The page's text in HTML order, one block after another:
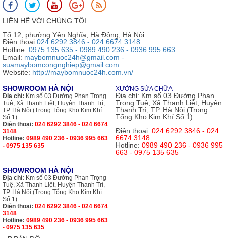
LIÊN HỆ VỚI CHÚNG TÔI
Tổ 12, phường Yên Nghĩa, Hà Đông, Hà Nội
Điện thoại:024 6292 3846 - 024 6674 3148
Hotline: 0975 135 635 - 0989 490 236 - 0936 995 663
Email: maybomnuoc24h@gmail.com -
suamaybomcongnghiep@gmail.com
Website: http://maybomnuoc24h.com.vn/
SHOWROOM HÀ NỘI
Địa chỉ: Km số 03 Đường Phan Trọng
Tuệ, Xã Thanh Liệt, Huyện Thanh Trì,
TP. Hà Nội (Trong Tổng Kho Kim Khí
Số 1)
Điện thoại: 024 6292 3846 - 024 6674
3148
Hotline: 0989 490 236 - 0936 995 663
- 0975 135 635
XƯỞNG SỬA CHỮA
Địa chỉ: Km số 03 Đường Phan
Trọng Tuệ, Xã Thanh Liệt, Huyện
Thanh Trì, TP. Hà Nội (Trong
Tổng Kho Kim Khí Số 1)
Điện thoại: 024 6292 3846 - 024
6674 3148
Hotline: 0989 490 236 - 0936 995
663 - 0975 135 635
SHOWROOM HÀ NỘI
Địa chỉ: Km số 03 Đường Phan Trọng
Tuệ, Xã Thanh Liệt, Huyện Thanh Trì,
TP. Hà Nội (Trong Tổng Kho Kim Khí
Số 1)
Điện thoại: 024 6292 3846 - 024 6674
3148
Hotline: 0989 490 236 - 0936 995 663
- 0975 135 635